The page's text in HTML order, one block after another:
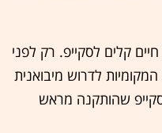
קלים לסקייפ. רק לפני
לדרוש מיבואנית
שהותקנה מראש